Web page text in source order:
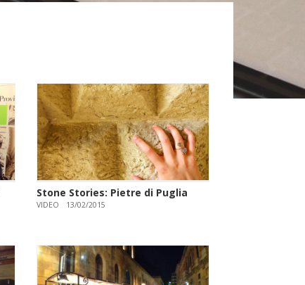
Stone Stories: Pietre di Puglia
VIDEO 13/02/2015